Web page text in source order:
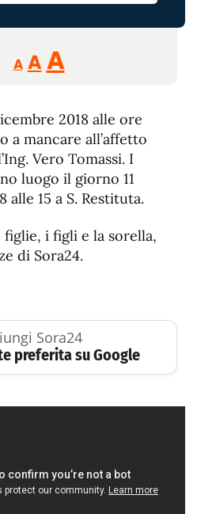
A
Reducir
tamaño
A Restablecer
de
fuente
AAumentar
de
fuente.
2018 alle ore
a mancare all’affetto
Vero Tomassi. I
luogo il giorno 11
alle 15 a S. Restituta.
figlie, i figli e la sorella,
di Sora24.
Sora24
preferita su Google